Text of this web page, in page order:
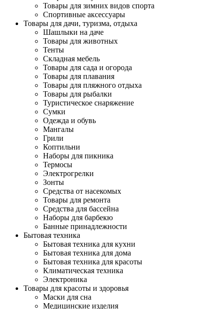
Товары для зимних видов спорта
Спортивные аксессуары
Товары для дачи, туризма, отдыха
Шашлыки на даче
Товары для животных
Тенты
Складная мебель
Товары для сада и огорода
Товары для плавания
Товары для пляжного отдыха
Товары для рыбалки
Туристическое снаряжение
Сумки
Одежда и обувь
Мангалы
Грили
Коптильни
Наборы для пикника
Термосы
Электрогрелки
Зонты
Средства от насекомых
Товары для ремонта
Средства для бассейна
Наборы для барбекю
Банные принадлежности
Бытовая техника
Бытовая техника для кухни
Бытовая техника для дома
Бытовая техника для красоты
Климатическая техника
Электроника
Товары для красоты и здоровья
Маски для сна
Медицинские изделия